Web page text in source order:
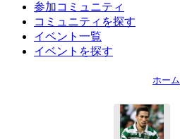
参加コミュニティ
コミュニティを探す
イベント一覧
イベントを探す
ホーム